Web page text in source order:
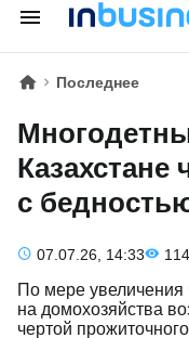
Последнее
Казахстане
с
07.07.26, 14:33
По мере увеличения
на домохозяйства
чертой